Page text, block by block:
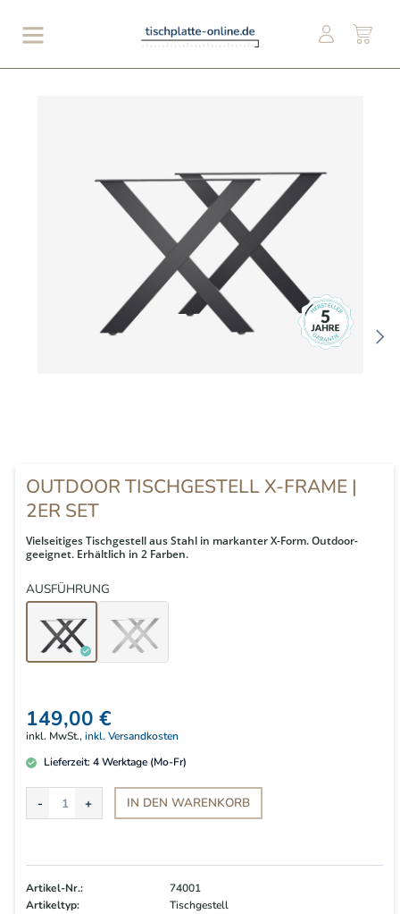
OUTDOOR TISCHGESTELL X-FRAME |
2ER SET
Vielseitiges Tischgestell aus Stahl in markanter X-Form. Outdoor-
geeignet. Erhältlich in 2 Farben.
AUSFÜHRUNG
149,00 €
inkl. MwSt.,inkl. Versandkosten
Lieferzeit: 4Werktage (Mo-Fr)
IN DEN WARENKORB
Artikel-Nr.:
74001
Artikeltyp:
Tischgestell